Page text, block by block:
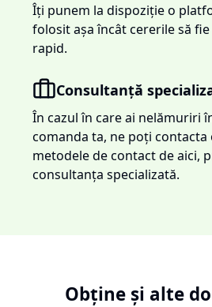
Îți punem la dispoziție o
folosit așa încât cererile să
rapid.
Consultanță
În cazul în care ai nelămuriri
comanda ta, ne poți
metodele de contact de aici,
consultanța specializată.
Obține și alte